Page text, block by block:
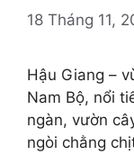
18 Tháng 11,
Hậu Giang –
Nam Bộ, nổi
ngàn, vườn
ngòi chằng